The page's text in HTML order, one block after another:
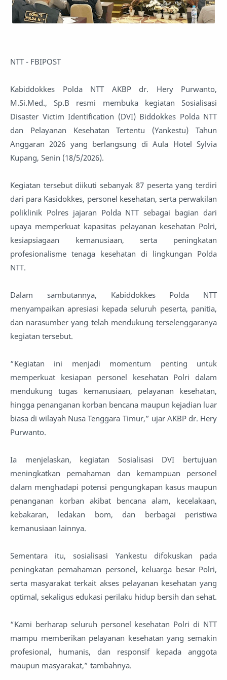
NTT - FBIPOST
Kabiddokkes Polda NTT AKBP dr. Hery Purwanto,
M.Si.Med., Sp.B resmi membuka kegiatan Sosialisasi
Disaster Victim Identification (DVI) Biddokkes Polda NTT
dan Pelayanan Kesehatan Tertentu (Yankestu) Tahun
Anggaran 2026 yang berlangsung di Aula Hotel Sylvia
Kupang, Senin (18/5/2026).
Kegiatan tersebut diikuti sebanyak 87 peserta yang terdiri
dari para Kasidokkes, personel kesehatan, serta perwakilan
poliklinik Polres jajaran Polda NTT sebagai bagian dari
upaya memperkuat kapasitas pelayanan kesehatan Polri,
kesiapsiagaan kemanusiaan, serta peningkatan
profesionalisme tenaga kesehatan di lingkungan Polda
NTT.
Dalam sambutannya, Kabiddokkes Polda NTT
menyampaikan apresiasi kepada seluruh peserta, panitia,
dan narasumber yang telah mendukung terselenggaranya
kegiatan tersebut.
“Kegiatan ini menjadi momentum penting untuk
memperkuat kesiapan personel kesehatan Polri dalam
mendukung tugas kemanusiaan, pelayanan kesehatan,
hingga penanganan korban bencana maupun kejadian luar
biasa di wilayah Nusa Tenggara Timur,” ujar AKBP dr. Hery
Purwanto.
Ia menjelaskan, kegiatan Sosialisasi DVI bertujuan
meningkatkan pemahaman dan kemampuan personel
dalam menghadapi potensi pengungkapan kasus maupun
penanganan korban akibat bencana alam, kecelakaan,
kebakaran, ledakan bom, dan berbagai peristiwa
kemanusiaan lainnya.
Sementara itu, sosialisasi Yankestu difokuskan pada
peningkatan pemahaman personel, keluarga besar Polri,
serta masyarakat terkait akses pelayanan kesehatan yang
optimal, sekaligus edukasi perilaku hidup bersih dan sehat.
“Kami berharap seluruh personel kesehatan Polri di NTT
mampu memberikan pelayanan kesehatan yang semakin
profesional, humanis, dan responsif kepada anggota
maupun masyarakat,” tambahnya.